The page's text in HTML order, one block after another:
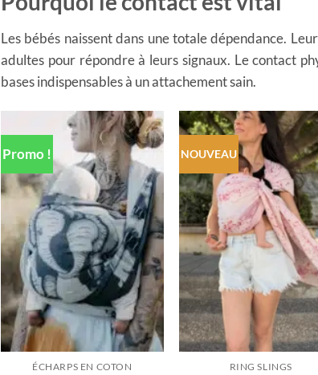
Les bébés naissent dans une totale dépendance.
adultes pour répondre à leurs signaux. Le contact
bases indispensables à un attachement sain.
Promo !
ÉCHARPS EN COTON
NOUVEAU
RING SLINGS